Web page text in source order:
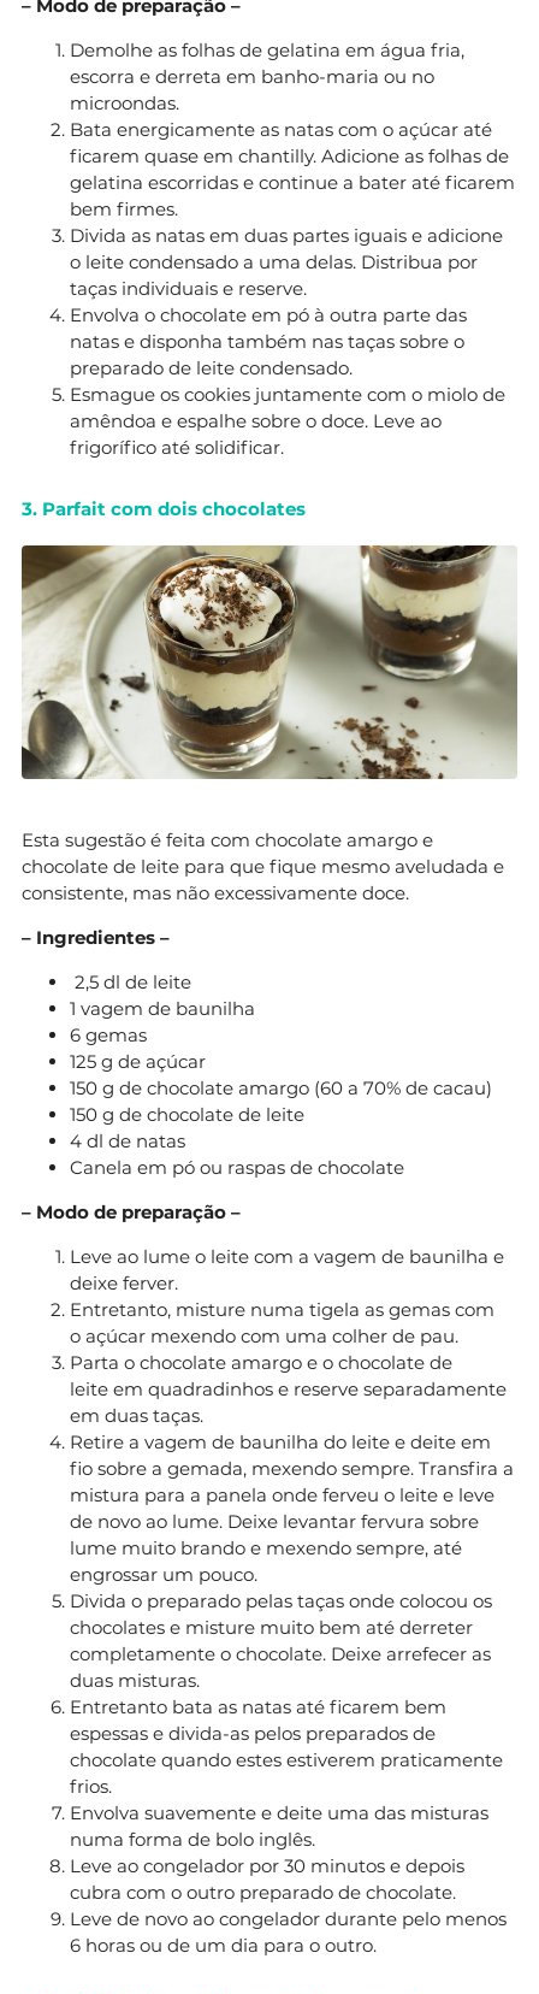
– Modo de preparação –
Demolhe as folhas de gelatina em água fria,
escorra e derreta em banho-maria ou no
microondas.
Bata energicamente as natas com o açúcar até
ficarem quase em chantilly. Adicione as folhas de
gelatina escorridas e continue a bater até ficarem
bem firmes.
Divida as natas em duas partes iguais e adicione
o leite condensado a uma delas. Distribua por
taças individuais e reserve.
Envolva o chocolate em pó à outra parte das
natas e disponha também nas taças sobre o
preparado de leite condensado.
Esmague os cookies juntamente com o miolo de
amêndoa e espalhe sobre o doce. Leve ao
frigorífico até solidificar.
3. Parfait com dois chocolates
Esta sugestão é feita com chocolate amargo e
chocolate de leite para que fique mesmo aveludada e
consistente, mas não excessivamente doce.
– Ingredientes –
2,5 dl de leite
1 vagem de baunilha
6 gemas
125 g de açúcar
150 g de chocolate amargo (60 a 70% de cacau)
150 g de chocolate de leite
4 dl de natas
Canela em pó ou raspas de chocolate
– Modo de preparação –
Leve ao lume o leite com a vagem de baunilha e
deixe ferver.
Entretanto, misture numa tigela as gemas com
o açúcar mexendo com uma colher de pau.
Parta o chocolate amargo e o chocolate de
leite em quadradinhos e reserve separadamente
em duas taças.
Retire a vagem de baunilha do leite e deite em
fio sobre a gemada, mexendo sempre. Transfira a
mistura para a panela onde ferveu o leite e leve
de novo ao lume. Deixe levantar fervura sobre
lume muito brando e mexendo sempre, até
engrossar um pouco.
Divida o preparado pelas taças onde colocou os
chocolates e misture muito bem até derreter
completamente o chocolate. Deixe arrefecer as
duas misturas.
Entretanto bata as natas até ficarem bem
espessas e divida-as pelos preparados de
chocolate quando estes estiverem praticamente
frios.
Envolva suavemente e deite uma das misturas
numa forma de bolo inglês.
Leve ao congelador por 30 minutos e depois
cubra com o outro preparado de chocolate.
Leve de novo ao congelador durante pelo menos
6 horas ou de um dia para o outro.